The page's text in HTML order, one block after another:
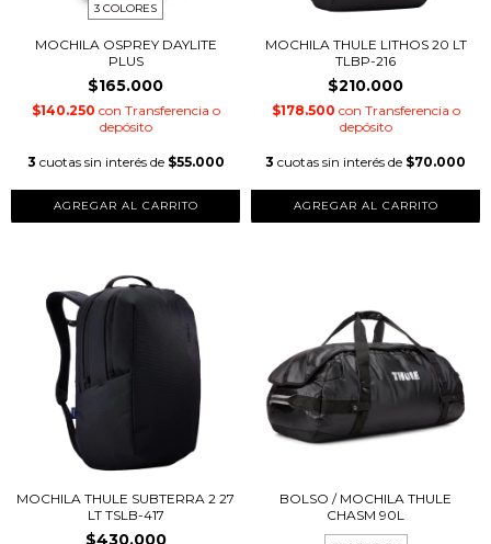
3 COLORES
MOCHILA OSPREY DAYLITE
PLUS
$165.000
$140.250 con Transferencia o
depósito
3 cuotas sin interés de $55.000
AGREGAR AL CARRITO
MOCHILA THULE LITHOS 20 LT
TLBP-216
$210.000
$178.500 con Transferencia o
depósito
3 cuotas sin interés de $70.000
MOCHILA THULE SUBTERRA 2 27
LT TSLB-417
$430.000
BOLSO / MOCHILA THULE
CHASM 90L